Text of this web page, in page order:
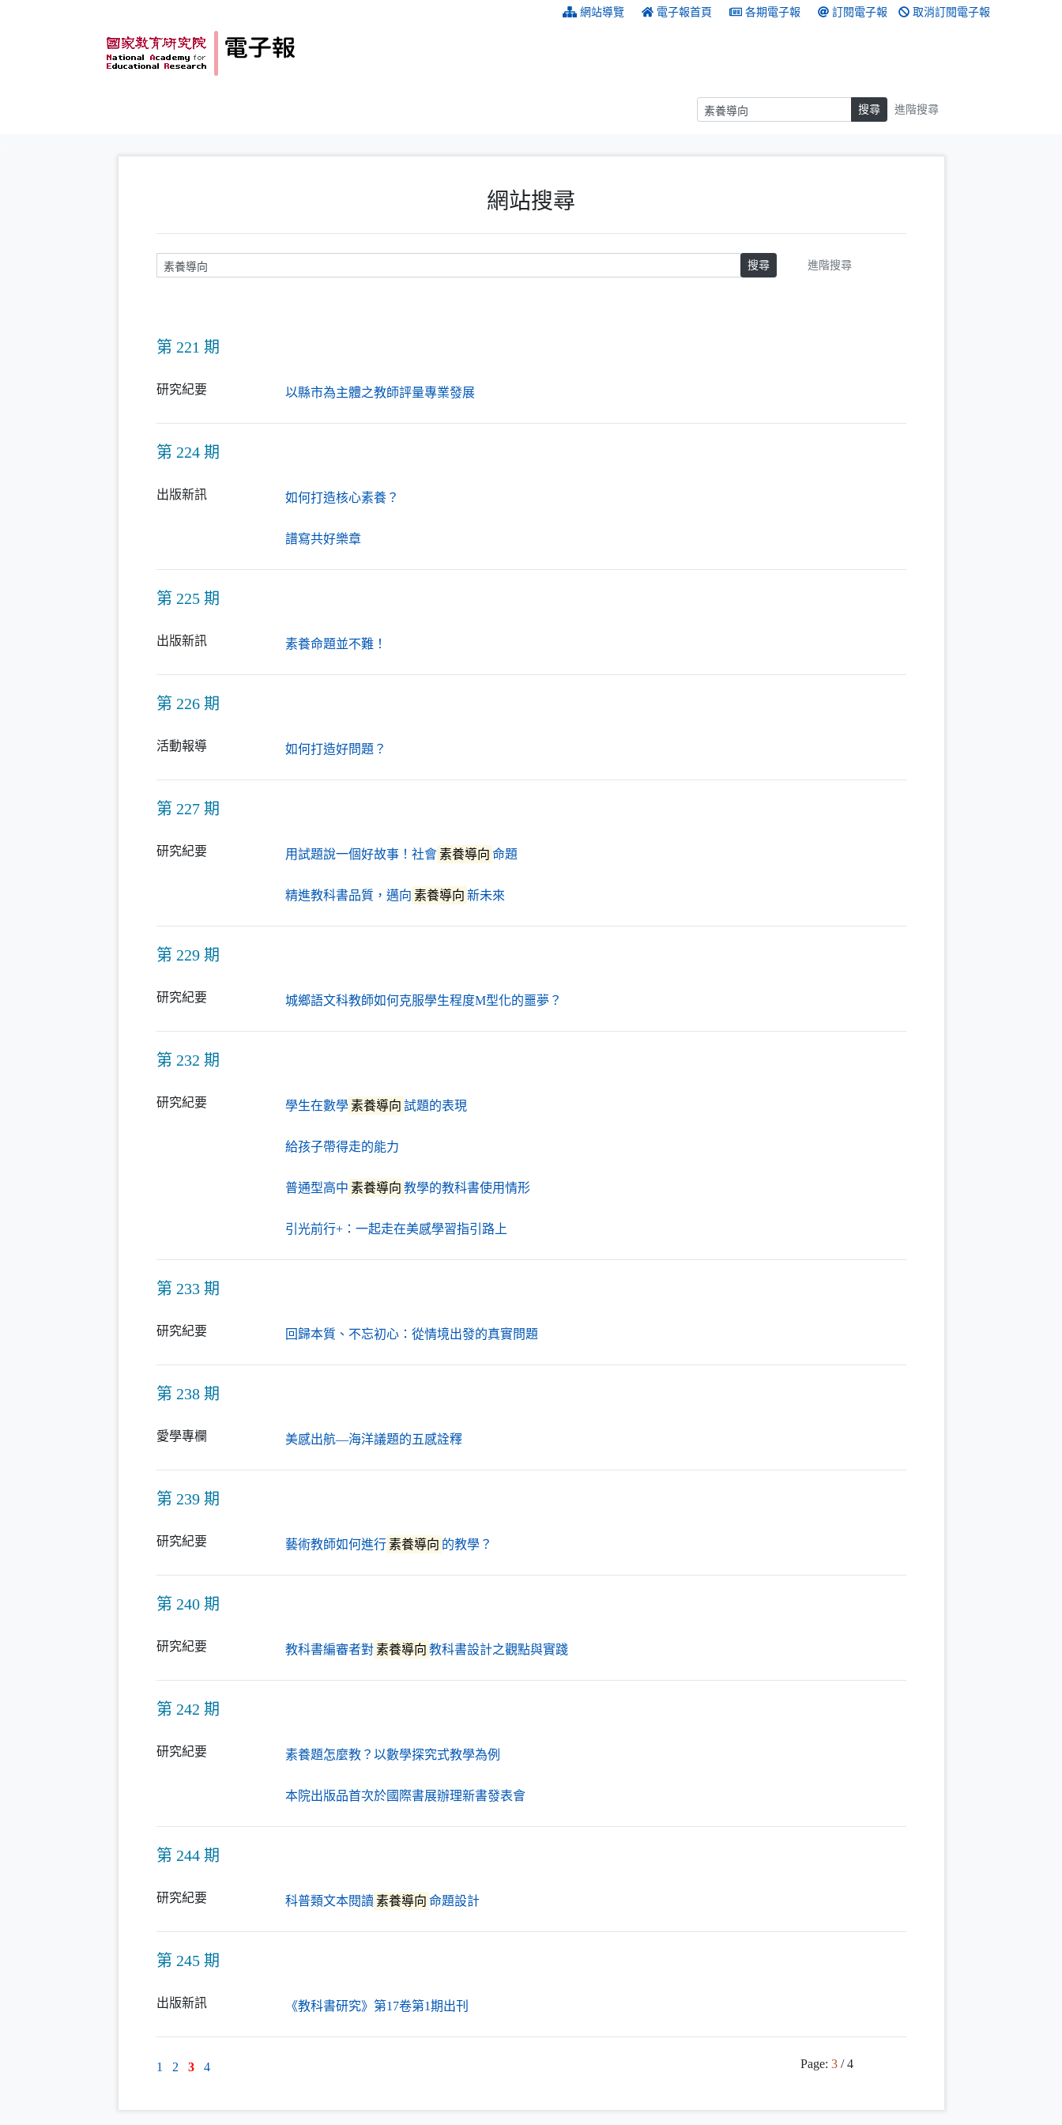
網站導覽 電子報首頁 各期電子報 訂閱電子報 取消訂閱電子報
搜尋 搜尋 進階搜尋
網站搜尋
請輸入關鍵字 搜尋 進階搜尋
第 221 期
研究紀要 以縣市為主體之教師評量專業發展（另開新視窗）
第 224 期
出版新訊 如何打造核心素養？
譜寫共好樂章（另開新視窗）
第 225 期
出版新訊 素養命題並不難！
第 226 期
活動報導 如何打造好問題？
第 227 期
研究紀要 用試題說一個好故事！社會素養導向 命題（另開新視窗）
精進教科書品質，邁向 素養導向 新未來
第 229 期
研究紀要 城鄉語文科教師如何克服學生程度M型化的噩夢？
第 232 期
研究紀要 學生在數學素養導向 試題的表現
給孩子帶得走的能力（另開新視窗）
普通型高中 素養導向 教學的教科書使用情形（另開新視窗）
引光前行+：一起走在美感學習指引路上
第 233 期
研究紀要 回歸本質、不忘初心：從情境出發的真實問題（另開新視窗）
第 238 期
愛學專欄 美感出航—海洋議題的五感詮釋（另開新視窗）
第 239 期
研究紀要 藝術教師如何進行素養導向 的教學？
第 240 期
研究紀要 教科書編審者對素養導向 教科書設計之觀點與實踐（另開新視窗）
第 242 期
研究紀要 素養題怎麼教？以數學探究式教學為例
本院出版品首次於國際書展辦理新書發表會（另開新視窗）
第 244 期
研究紀要 科普類文本閱讀 素養導向 命題設計（另開新視窗）
第 245 期
出版新訊 《教科書研究》第17卷第1期出刊
1 2 3 4 Page:3 / 4